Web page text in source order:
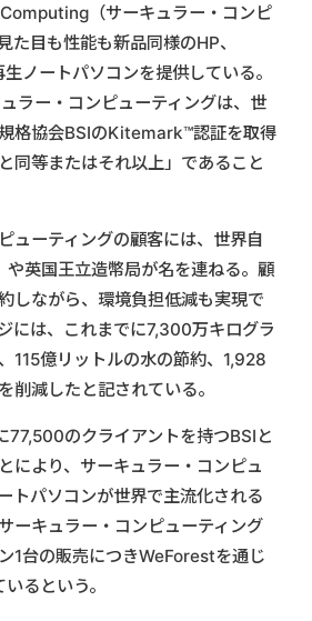
（サーキュラー・コンピ
た目も性能も新品同様のHP、
ノートパソコンを提供している。
ラー・コンピューティングは、世
格協会BSIのKitemark™認証を取得
同等またはそれ以上」であること
ューティングの顧客には、世界自
英国王立造幣局が名を連ねる。顧
しながら、環境負担低減も実現で
には、これまでに7,300万キログラ
115億リットルの水の節約、1,928
削減したと記されている。
77,500のクライアントを持つBSIと
により、サーキュラー・コンピュ
トパソコンが世界で主流化される
ーキュラー・コンピューティング
1台の販売につきWeForestを通じ
るという。